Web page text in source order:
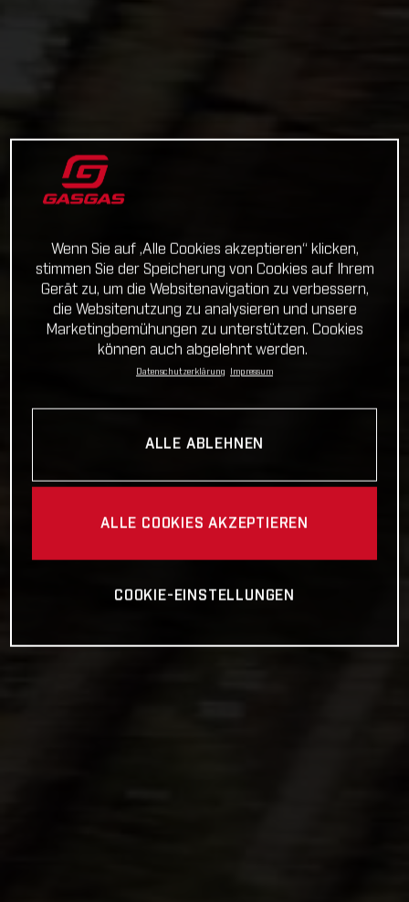
Wenn Sie auf „Alle Cookies akzeptieren“ klicken,
stimmen Sie der Speicherung von Cookies auf Ihrem
Gerät zu, um die Websitenavigation zu verbessern,
die Websitenutzung zu analysieren und unsere
Marketingbemühungen zu unterstützen. Cookies
können auch abgelehnt werden.
Datenschutzerklärung Impressum
ALLE ABLEHNEN
ALLE COOKIES AKZEPTIEREN
COOKIE-EINSTELLUNGEN